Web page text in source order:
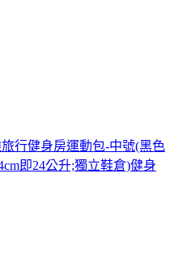
行健身房運動包-中號(黑色
即24公升;獨立鞋倉)健身